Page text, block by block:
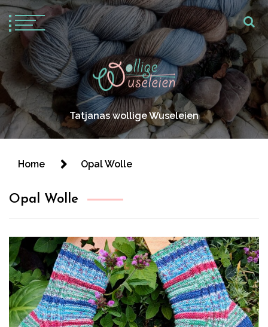
Tatjanas wollige Wuseleien
Home Opal Wolle
Opal Wolle